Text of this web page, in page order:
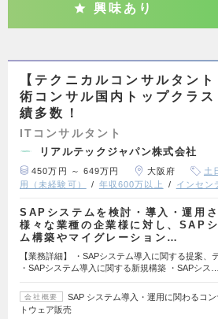
興味あり
【テクニカルコンサルタン
術コンサル国内トップクラ
績多数！
ITコンサルタント
リアルテックジャパン株式会社
450万円 ～ 649万円 大阪府 土
用（未経験可）
年収600万以上 インセン
SAPシステムを検討・導入・運用
様々な業種の企業様に対し、SAP
ム構築やマイグレーション…
【業務詳細】 ・SAPシステム導入に関する提案、
・SAPシステム導入に関する新規構築 ・SAPシス…
会社概要
SAP システム導入・運用に関わるコ
トウェア販売